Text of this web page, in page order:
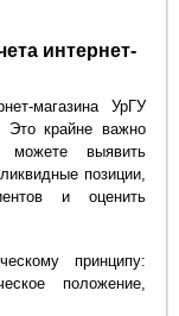
интернет-
магазина УрГУ
Это крайне важно
можете выявить
позиции,
и оценить
принципу:
положение,